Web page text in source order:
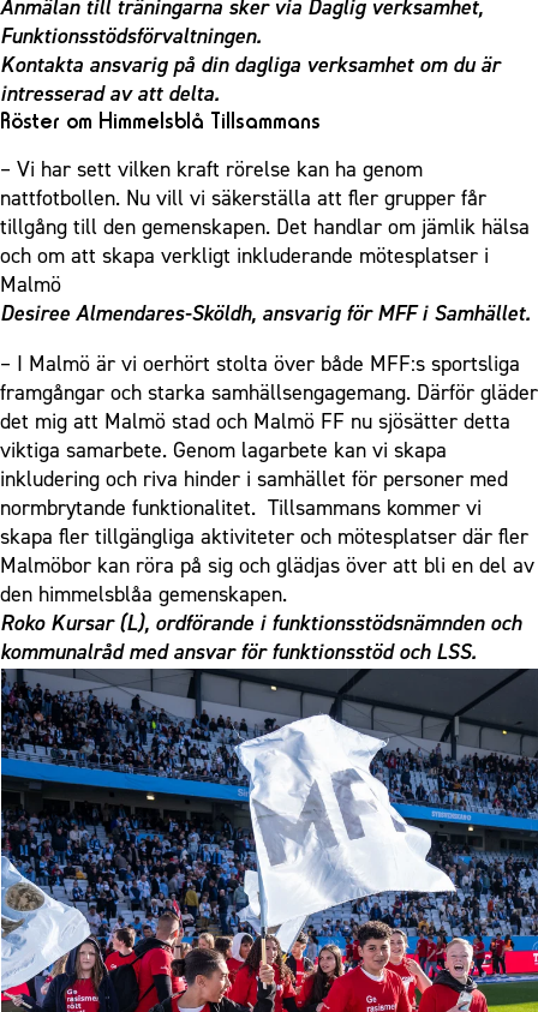
Anmälan till träningarna sker via Daglig verksamhet,
Funktionsstödsförvaltningen.
Kontakta ansvarig på din dagliga verksamhet om du är
intresserad av att delta.
Röster om Himmelsblå Tillsammans
– Vi har sett vilken kraft rörelse kan ha genom
nattfotbollen. Nu vill vi säkerställa att fler grupper får
tillgång till den gemenskapen. Det handlar om jämlik hälsa
och om att skapa verkligt inkluderande mötesplatser i
Malmö
Desiree Almendares-Sköldh, ansvarig för MFF i Samhället.
– I Malmö är vi oerhört stolta över både MFF:s sportsliga
framgångar och starka samhällsengagemang. Därför gläder
det mig att Malmö stad och Malmö FF nu sjösätter detta
viktiga samarbete. Genom lagarbete kan vi skapa
inkludering och riva hinder i samhället för personer med
normbrytande funktionalitet. Tillsammans kommer vi
skapa fler tillgängliga aktiviteter och mötesplatser där fler
Malmöbor kan röra på sig och glädjas över att bli en del av
den himmelsblåa gemenskapen.
Roko Kursar (L), ordförande i funktionsstödsnämnden och
kommunalråd med ansvar för funktionsstöd och LSS.